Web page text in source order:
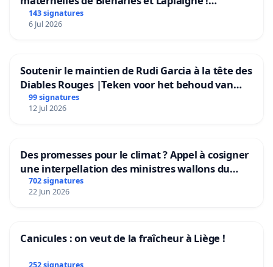
Préservons la stabilité de nos enfants.
143 signatures
6 Jul 2026
Soutenir le maintien de Rudi Garcia à la tête des
Diables Rouges |Teken voor het behoud van
Rudi Garcia als bondscoach
99 signatures
12 Jul 2026
Des promesses pour le climat ? Appel à cosigner
une interpellation des ministres wallons du
climat et de l’environnement.
702 signatures
22 Jun 2026
Canicules : on veut de la fraîcheur à Liège !